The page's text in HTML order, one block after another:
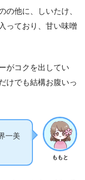
の他に、しいたけ、
っており、甘い味噌
がコクを出してい
けでも結構お腹いっ
ももと
一美